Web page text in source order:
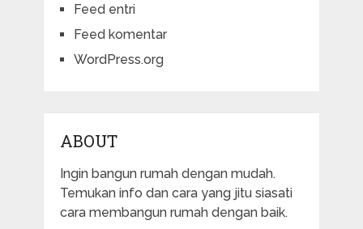
Feed entri
Feed komentar
WordPress.org
ABOUT
Ingin bangun rumah dengan mudah.
Temukan info dan cara yang jitu siasati
cara membangun rumah dengan baik.